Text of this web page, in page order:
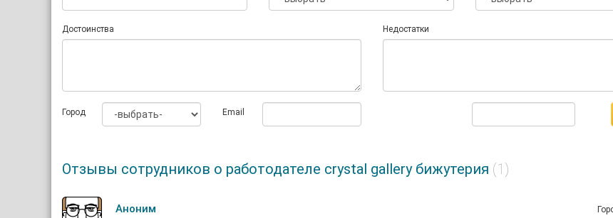
Достоинства Недостатки
Город Email
Отзывы сотрудников о работодателе crystal gallery бижутерия (1)
Аноним